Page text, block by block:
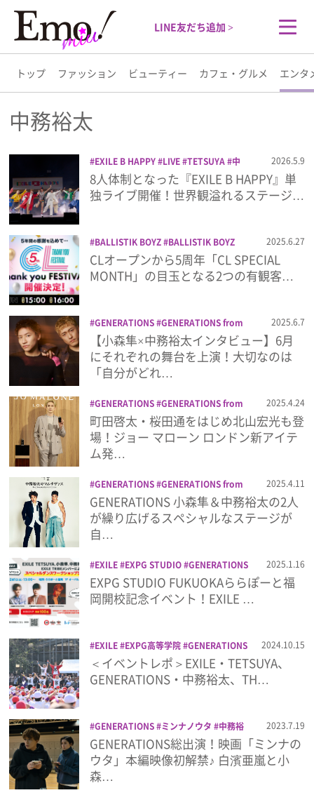
LINE友だち追加 >
トップ ファッション ビューティー カフェ・グルメ エンタ
トップ
ファッション
ビューティー
カフェ・グルメ
エンタメ
ライフスタイル
プレゼント
インタビュー
フィルム
Emoメン
ランキング
Emo!miuとは？
免責事項
プライバシーポリシー
利用規約
お問い合わせ
中務裕太
EXILE B HAPPY LIVE TETSUYA
中
務裕太 中島颯太 吉野北人 小森隼 岩
谷翔吾
木村慧人 浦川翔平 音楽
2026.5.9
8人体制となった『EXILE B HAPPY』単
独ライブ開催！世界観溢れるステージ…
BALLISTIK BOYZ
BALLISTIK BOYZ
from EXILE TRIBE CL EXILE
EXILE
SHOKICHI
EXILE THE SECOND
FANTASTICS
GENERATIONS
PHENOMENON from EXILE TRIBE LIL
LEAGUE LIL LEAGUE from EXILE
TRIBE PSYCHIC FEVER PSYCHIC
FEVER from EXILE TRIBE
BOY BANGERZ
THE
RAMPAGE THE RAMPAGE from EXILE
TRIBE WOLF HOWL HARMONY 中務
裕太 橘ケンチ
2025.6.27
CLオープンから5周年「CL SPECIAL
MONTH」の目玉となる2つの有観客…
GENERATIONS GENERATIONS from
EXILE TRIBE インタビュー
プレゼント
中務裕太 小森隼
2025.6.7
【小森隼×中務裕太インタビュー】6月
にそれぞれの舞台を上演！大切なのは
「自分がどれ…
GENERATIONS GENERATIONS from
EXILE TRIBE
ジョー マローン ロンドン
ディーン・フジオカ
フレグランス
中
務裕太
北山宏光 小泉孝太郎 桜田通
槙野智章
2025.4.24
町田啓太・桜田通をはじめ北山宏光も登
場！ジョー マローン ロンドン新アイテ
ム発…
GENERATIONS GENERATIONS from
EXILE TRIBE ステージ 中務裕太
小森
隼
2025.4.11
GENERATIONS 小森隼＆中務裕太の2人
が繰り広げるスペシャルなステージが
自…
EXILE EXPG STUDIO GENERATIONS
GENERATIONS from EXILE TRIBE
TETSUYA THE RAMPAGE from EXILE
TRIBE
アクトスクール イベント ダン
2025.1.16
EXPG STUDIO FUKUOKAららぽーと福
岡開校記念イベント！EXILE …
EXILE EXPG高等学院 GENERATIONS
LDH TETSUYA THE RAMPAGE
中務
裕太 山本彰吾 浦川翔平 運動会
2024.10.15
＜イベントレポ＞EXILE・TETSUYA、
GENERATIONS・中務裕太、TH…
GENERATIONS ミンナノウタ
中務裕
太
佐野玲於 小森隼 数原龍友 映画
片寄涼太
白濱亜嵐 関口メンディー
2023.7.19
GENERATIONS総出演！映画「ミンナの
ウタ」本編映像初解禁♪ 白濱亜嵐と小
森…